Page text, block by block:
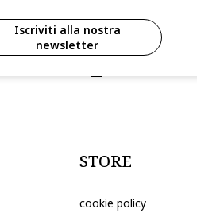
clienti
ISCRIVITI
ho letto ed accettato le
STORE
cookie policy
Iscriviti alla nostra
newsletter